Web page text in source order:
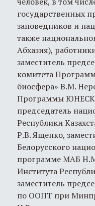
государственных
заповедников и
также
Абхазия),
заместитель
комитета
биосфера» В.М.
Программы
председатель
Республики
Р.В. Ященко,
Белорусского
программе МАБ
Института
заместитель
по ООПТ при